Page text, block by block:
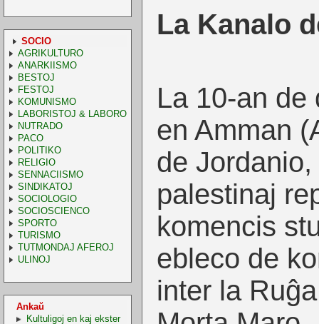
SOCIO
AGRIKULTURO
ANARKIISMO
BESTOJ
FESTOJ
KOMUNISMO
LABORISTOJ & LABORO
NUTRADO
PACO
POLITIKO
RELIGIO
SENNACIISMO
SINDIKATOJ
SOCIOLOGIO
SOCIOSCIENCO
SPORTO
TURISMO
TUTMONDAJ AFEROJ
ULINOJ
Ankaŭ
Kultuligoj en kaj ekster
La Kanalo
La 10-an de
en Amman
de
palestinaj
komencis
ebleco de
inter la